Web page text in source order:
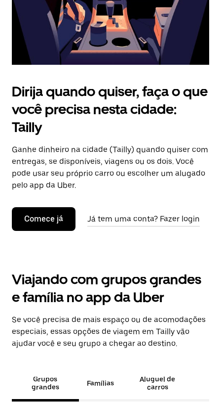
calendário.
Dirija quando quiser, faça o que
você precisa nesta cidade:
Tailly
Ganhe dinheiro na cidade (Tailly) quando quiser com
entregas, se disponíveis, viagens ou os dois. Você
pode usar seu próprio carro ou escolher um alugado
pelo app da Uber.
Comece já Já tem uma conta? Fazer login
Viajando com grupos grandes
e família no app da Uber
Se você precisa de mais espaço ou de acomodações
especiais, essas opções de viagem em Tailly vão
ajudar você e seu grupo a chegar ao destino.
Grupos
grandes
Famílias
Aluguel de
carros